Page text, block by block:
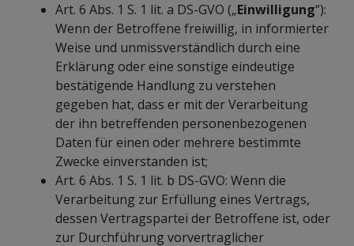
Art. 6 Abs. 1 S. 1 lit. a DS-GVO („Einwilligung“):
Wenn der Betroffene freiwillig, in informierter
Weise und unmissverständlich durch eine
Erklärung oder eine sonstige eindeutige
bestätigende Handlung zu verstehen
gegeben hat, dass er mit der Verarbeitung
der ihn betreffenden personenbezogenen
Daten für einen oder mehrere bestimmte
Zwecke einverstanden ist;
Art. 6 Abs. 1 S. 1 lit. b DS-GVO: Wenn die
Verarbeitung zur Erfüllung eines Vertrags,
dessen Vertragspartei der Betroffene ist, oder
zur Durchführung vorvertraglicher